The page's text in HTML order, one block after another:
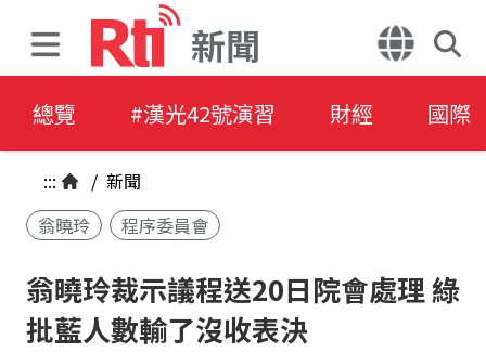
新聞
總覽 #漢光42號演習 財經 國際
::: / 新聞
翁曉玲
程序委員會
翁曉玲裁示議程送20日院會處理 綠
批藍人數輸了沒收表決